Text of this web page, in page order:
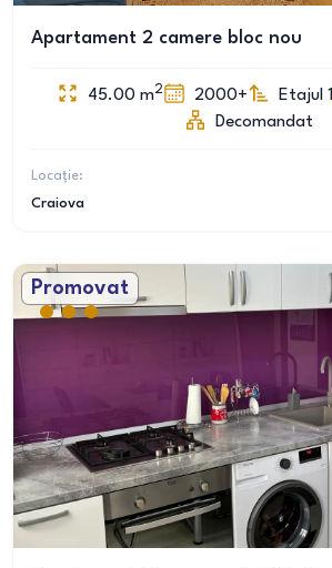
Apartament 2 camere bloc nou
45.00 m2 2000+ Etajul 1
Decomandat
Locație:
Craiova
Promovat